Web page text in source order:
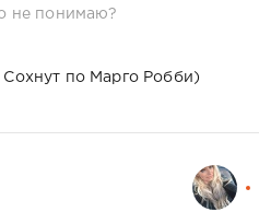
не понимаю?
Сохнут по Марго Робби)